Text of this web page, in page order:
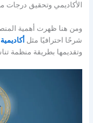
الأكاديمي وتحقيق
ومن هنا ظهرت أهمية
شرحًا احترافيًا مثل
وتقديمها بطريقة منظمة